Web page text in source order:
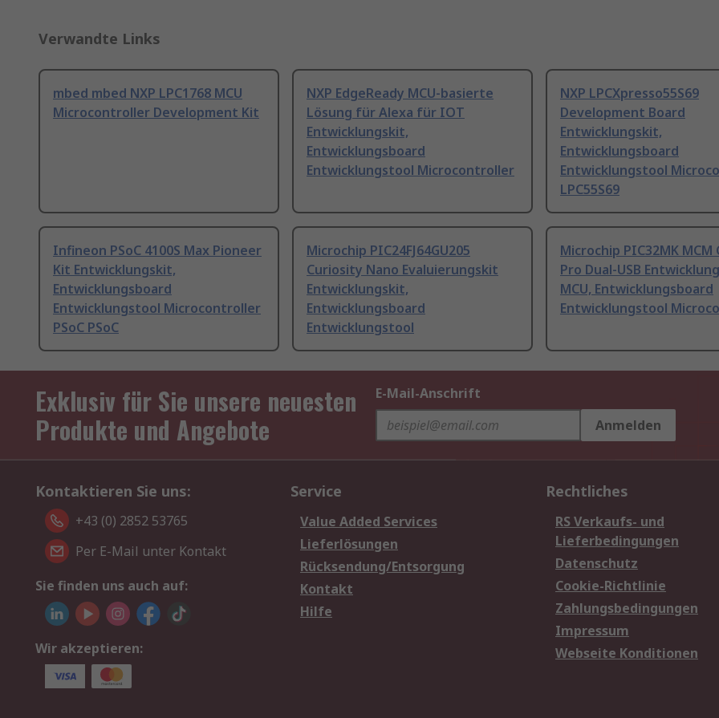
Verwandte Links
mbed mbed NXP LPC1768 MCU
Microcontroller Development Kit
NXP EdgeReady MCU-basierte
Lösung für Alexa für IOT
Entwicklungskit,
Entwicklungsboard
Entwicklungstool Microcontroller
NXP LPCXpresso55S69
Development Board
Entwicklungskit,
Entwicklungsboard
Entwicklungstool
LPC55S69
Infineon PSoC 4100S Max Pioneer
Kit Entwicklungskit,
Entwicklungsboard
Entwicklungstool Microcontroller
PSoC PSoC
Microchip PIC24FJ64GU205
Curiosity Nano Evaluierungskit
Entwicklungskit,
Entwicklungsboard
Entwicklungstool
Microchip PIC32MK
Pro Dual-USB
MCU, Entwicklungsboard
Entwicklungstool
Exklusiv für Sie unsere neuesten
Produkte und Angebote
E-Mail-Anschrift
Anmelden
Kontaktieren Sie uns:
+43 (0) 2852 53765
Per E-Mail unter Kontakt
Sie finden uns auch auf:
Wir akzeptieren:
Service
Value Added Services
Lieferlösungen
Rücksendung/Entsorgung
Kontakt
Hilfe
Rechtliches
RS Verkaufs- und
Lieferbedingungen
Datenschutz
Cookie-Richtlinie
Zahlungsbedingungen
Impressum
Webseite Konditionen